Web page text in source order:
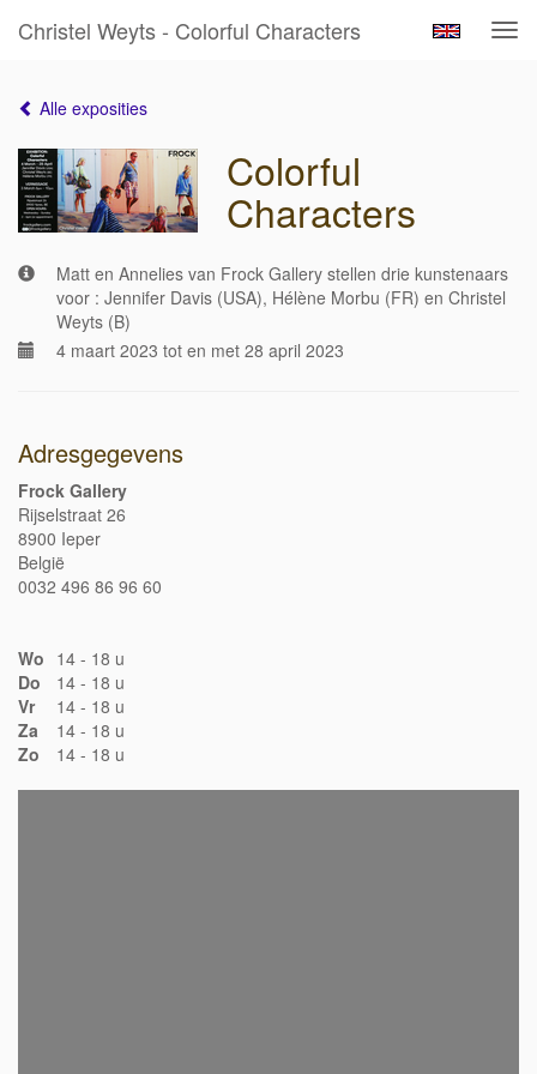
Christel Weyts - Colorful Characters
Alle exposities
Colorful
Characters
Matt en Annelies van Frock Gallery stellen drie kunstenaars
voor : Jennifer Davis (USA), Hélène Morbu (FR) en Christel
Weyts (B)
4 maart 2023 tot en met 28 april 2023
Adresgegevens
Frock Gallery
Rijselstraat 26
8900 Ieper
België
0032 496 86 96 60
Wo 14 - 18 u
Do
14 - 18 u
Vr
14 - 18 u
Za
14 - 18 u
Zo
14 - 18 u